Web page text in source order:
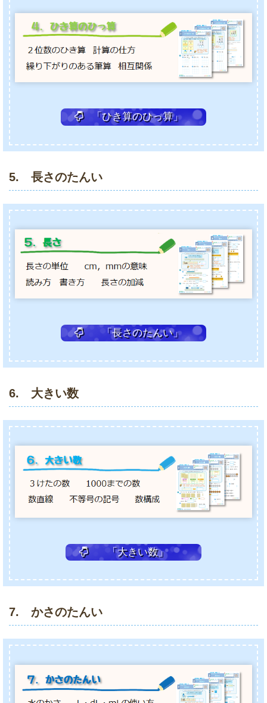
「ひき算のひっ算」
5. 長さのたんい
「長さのたんい」
6. 大きい数
「大きい数」
7. かさのたんい